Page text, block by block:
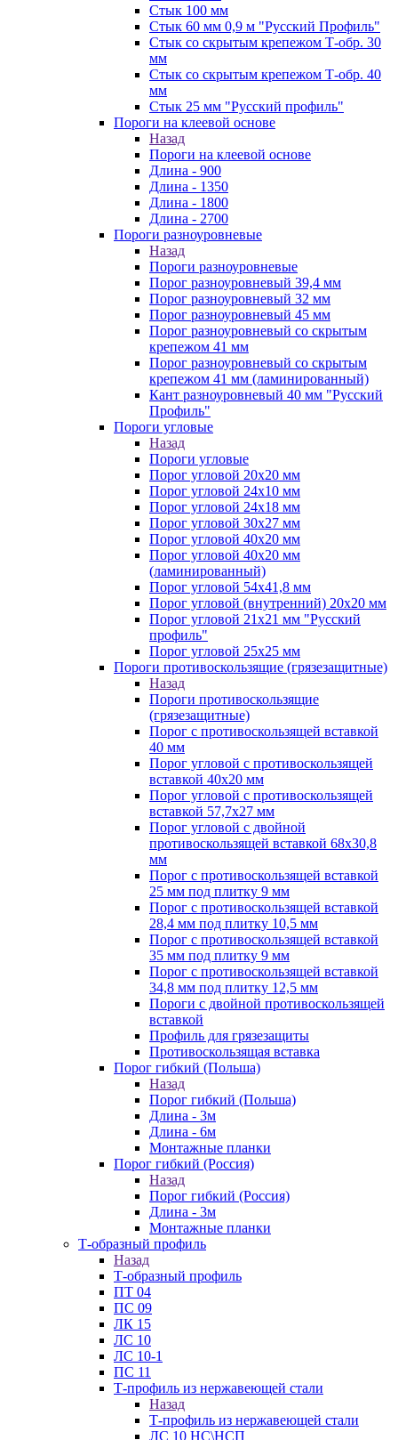
Стык 100 мм
Стык 60 мм 0,9 м "Русский Профиль"
Стык со скрытым крепежом Т-обр. 30
мм
Стык со скрытым крепежом Т-обр. 40
мм
Стык 25 мм "Русский профиль"
Пороги на клеевой основе
Назад
Пороги на клеевой основе
Длина - 900
Длина - 1350
Длина - 1800
Длина - 2700
Пороги разноуровневые
Назад
Пороги разноуровневые
Порог разноуровневый 39,4 мм
Порог разноуровневый 32 мм
Порог разноуровневый 45 мм
Порог разноуровневый со скрытым
крепежом 41 мм
Порог разноуровневый со скрытым
крепежом 41 мм (ламинированный)
Кант разноуровневый 40 мм "Русский
Профиль"
Пороги угловые
Назад
Пороги угловые
Порог угловой 20х20 мм
Порог угловой 24х10 мм
Порог угловой 24х18 мм
Порог угловой 30х27 мм
Порог угловой 40х20 мм
Порог угловой 40х20 мм
(ламинированный)
Порог угловой 54х41,8 мм
Порог угловой (внутренний) 20х20 мм
Порог угловой 21х21 мм "Русский
профиль"
Порог угловой 25х25 мм
Пороги противоскользящие (грязезащитные)
Назад
Пороги противоскользящие
(грязезащитные)
Порог с противоскользящей вставкой
40 мм
Порог угловой с противоскользящей
вставкой 40х20 мм
Порог угловой с противоскользящей
вставкой 57,7х27 мм
Порог угловой с двойной
противоскользящей вставкой 68х30,8
мм
Порог с противоскользящей вставкой
25 мм под плитку 9 мм
Порог с противоскользящей вставкой
28,4 мм под плитку 10,5 мм
Порог с противоскользящей вставкой
35 мм под плитку 9 мм
Порог с противоскользящей вставкой
34,8 мм под плитку 12,5 мм
Пороги с двойной противоскользящей
вставкой
Профиль для грязезащиты
Противоскользящая вставка
Порог гибкий (Польша)
Назад
Порог гибкий (Польша)
Длина - 3м
Длина - 6м
Монтажные планки
Порог гибкий (Россия)
Назад
Порог гибкий (Россия)
Длина - 3м
Монтажные планки
Т-образный профиль
Назад
Т-образный профиль
ПТ 04
ПС 09
ЛК 15
ЛС 10
ЛС 10-1
ПС 11
Т-профиль из нержавеющей стали
Назад
Т-профиль из нержавеющей стали
ЛС 10 НС\НСП